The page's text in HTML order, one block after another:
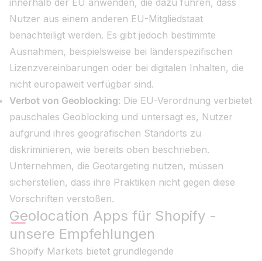
innerhalb der EU anwenden, die dazu führen, dass
Nutzer aus einem anderen EU-Mitgliedstaat
benachteiligt werden. Es gibt jedoch bestimmte
Ausnahmen, beispielsweise bei länderspezifischen
Lizenzvereinbarungen oder bei digitalen Inhalten, die
nicht europaweit verfügbar sind.
Verbot von Geoblocking: Die EU-Verordnung verbietet
pauschales Geoblocking und untersagt es, Nutzer
aufgrund ihres geografischen Standorts zu
diskriminieren, wie bereits oben beschrieben.
Unternehmen, die Geotargeting nutzen, müssen
sicherstellen, dass ihre Praktiken nicht gegen diese
Vorschriften verstoßen.
Geolocation Apps für Shopify -
unsere Empfehlungen
Shopify Markets bietet grundlegende